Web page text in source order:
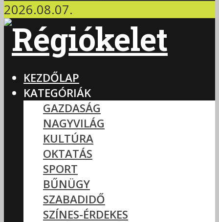
2026.08.07.
KEZDŐLAP
KATEGÓRIÁK
GAZDASÁG
NAGYVILÁG
KULTÚRA
OKTATÁS
SPORT
BŰNÜGY
SZABADIDŐ
SZÍNES-ÉRDEKES